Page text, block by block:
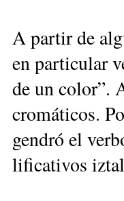
A par­tir de
en par­ti­cu­lar
de un co­lor”.
cro­má­ti­cos.
gen­dró el
li­fi­ca­ti­vos